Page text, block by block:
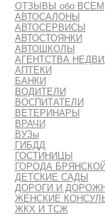
ОТЗЫВЫ обо ВСЕМ
АВТОСАЛОНЫ
АВТОСЕРВИСЫ
АВТОСТОЯНКИ
АВТОШКОЛЫ
АГЕНТСТВА
АПТЕКИ
БАНКИ
ВОДИТЕЛИ
ВОСПИТАТЕЛИ
ВЕТЕРИНАРЫ
ВРАЧИ
ВУЗы
ГИБДД
ГОСТИНИЦЫ
ГОРОДА
ДЕТСКИЕ САДЫ
ДОРОГИ И
ЖЕНСКИЕ
ЖКХ И ТСЖ